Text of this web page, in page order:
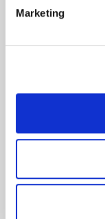
MarketingPodología
SEARCH